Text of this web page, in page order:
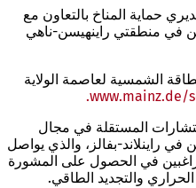
حماية المناخ بالتعاون مع
في منطقتي راينهيسن-ناهي
الشمسية لعاصمة الولاية
www.mainz.de/
علامة
تبويب
جديدة)
المستقلة في مجال
في راينلاند-بفالز، والذي يواصل
في الحصول على المشورة
والتجديد الطاقي.